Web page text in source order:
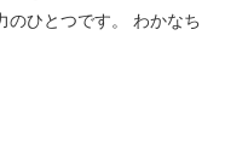
のひとつです。 わかなち